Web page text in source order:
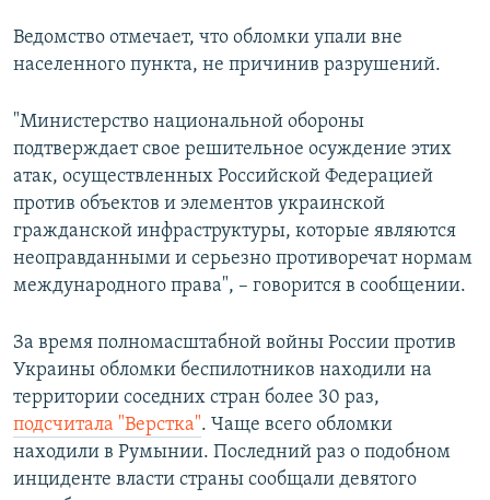
ПОБЕДИТЕЛЕЙ НЕ СУДЯТ?
КРЫМ.НЕПОКОРЕННЫЙ
УКРАИНСКАЯ ПРОБЛЕМА КРЫМА
ПРИСОЕДИНЯЙТЕСЬ!
Все сайты RFE/RL
Ведомство отмечает, что обломки упали вне
населенного пункта, не причинив разрушений.
"Министерство национальной обороны
подтверждает свое решительное осуждение этих
атак, осуществленных Российской Федерацией
против объектов и элементов украинской
гражданской инфраструктуры, которые являются
неоправданными и серьезно противоречат нормам
международного права", – говорится в сообщении.
За время полномасштабной войны России против
Украины обломки беспилотников находили на
территории соседних стран более 30 раз,
подсчитала "Верстка". Чаще всего обломки
находили в Румынии. Последний раз о подобном
инциденте власти страны сообщали девятого